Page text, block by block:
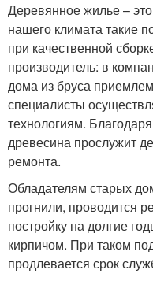
Деревянное жилье –
нашего климата такие
при качественной
производитель: в
дома из бруса
специалисты
технологиям.
древесина прослужит
ремонта.
Обладателям старых
прогнили, проводится
постройку на долгие
кирпичом. При таком
продлевается срок